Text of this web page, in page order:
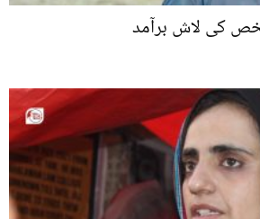
کی لاش برآمد